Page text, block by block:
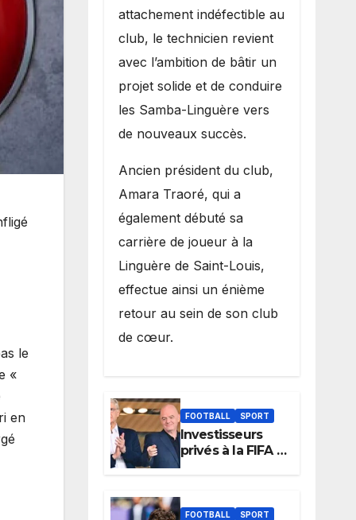
le
«
en
attachement indéfectible au
club, le technicien revient
avec l’ambition de bâtir un
projet solide et de conduire
les Samba-Linguère vers
de nouveaux succès.
Ancien président du club,
Amara Traoré, qui a
également débuté sa
carrière de joueur à la
Linguère de Saint-Louis,
effectue ainsi un énième
retour au sein de son club
de cœur.
FOOTBALL SPORT
Investisseurs
privés à la FIFA :
Arsène Wenger,
cabinet
d’Infantino, brise
FOOTBALL SPORT